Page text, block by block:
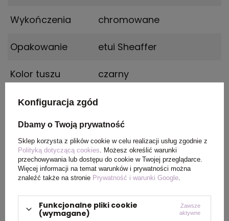
Wykończenia chromowane
Opakowanie etui Sheaffer
Kolor tuszu czarny
Pióro wieczne Sheaffer
100 model 9299 posiada czarny korpus
pokryty wzorem kwitnącej śliwy oraz skuwkę i
wykończenia chromowane. Pióro wraz z 2
nabojami z atramentem w kolorze niebieskim
zostało zapakowane w eleganckie czarne etui
Konfiguracja zgód
Dbamy o Twoją prywatność
Sklep korzysta z plików cookie w celu realizacji usług zgodnie z
Polityką dotyczącą cookies . Możesz określić warunki
przechowywania lub dostępu do cookie w Twojej przeglądarce.
Więcej informacji na temat warunków i prywatności można
znaleźć także na stronie Prywatność i warunki Google
Funkcjonalne pliki cookie
(wymagane)
Zawsze
aktywne